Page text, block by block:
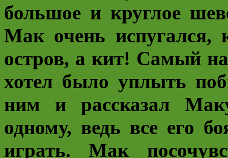
большое и круглое
Мак очень испугался,
остров, а кит! Самый
хотел было уплыть
ним и рассказал
одному, ведь все его
играть. Мак